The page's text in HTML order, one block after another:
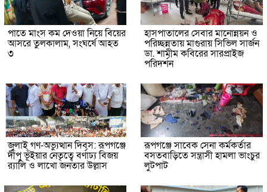
পাতে মাংস কম দেওয়া নিয়ে বিয়ের
আসরে তুলকালাম, সংঘর্ষে আহত
৩
হাসপাতালের সেবার মানোন্নয়ন ও
পরিচ্ছন্নতায় মাগুরায় সিভিল সার্জন
ডা. শামীম কবিরের সারপ্রাইজ
পরিদর্শন
জুলাই গণ-অভ্যুত্থান দিবস: রূপগঞ্জে
দীপু ভূঁইয়ার নেতৃত্বে বর্ণাঢ্য বিজয়
র‌্যালি ও লাখো জনতার উল্লাস
রূপগঞ্জে সাবেক সেনা কর্মকর্তার
বসতবাড়িতে সন্ত্রাসী হামলা ভাংচুর
লুটপাট